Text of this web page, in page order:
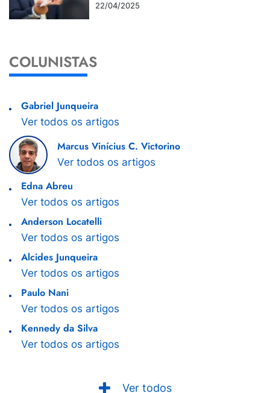
22/04/2025
COLUNISTAS
Gabriel Junqueira
Ver todos os artigos
Marcus Vinícius C. Victorino
Ver todos os artigos
Edna Abreu
Ver todos os artigos
Anderson Locatelli
Ver todos os artigos
Alcides Junqueira
Ver todos os artigos
Paulo Nani
Ver todos os artigos
Kennedy da Silva
Ver todos os artigos
Ver todos